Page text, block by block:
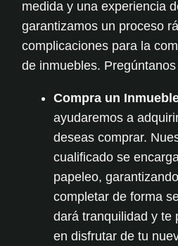
medida y una experiencia
garantizamos un proceso
complicaciones para la
de inmuebles.
Compra un
ayudaremos a
deseas comprar.
cualificado se
papeleo,
completar de forma
dará tranquilidad y te
en disfrutar de tu